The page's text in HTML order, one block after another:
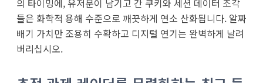
의 타이밍에, 유저분이 남기고 간 쿠키와 세션 데이터 조각
들은 화학적 용해 수준으로 깨끗하게 연소 산화됩니다. 알짜
배기 가치만 조용히 수확하고 디지털 연기는 완벽하게 날려
버리십시오.